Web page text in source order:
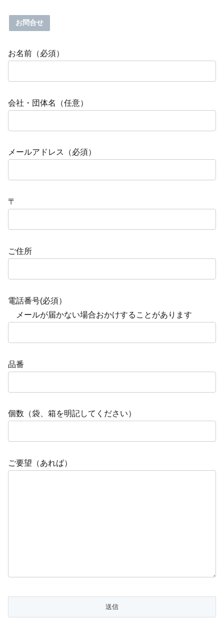
お問合せ
お名前（必須）
会社・団体名（任意）
メールアドレス（必須）
〒
ご住所
電話番号(必須）
メールが届かない場合おかけすることがあります
品番
個数（袋、箱を明記してください）
ご要望（あれば）